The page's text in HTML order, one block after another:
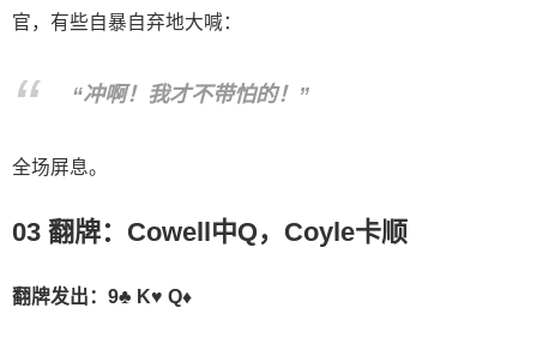
官，有些自暴自弃地大喊：
“冲啊！我才不带怕的！”
全场屏息。
03 翻牌：Cowell中Q，Coyle卡顺
翻牌发出：9♣ K♥ Q♦